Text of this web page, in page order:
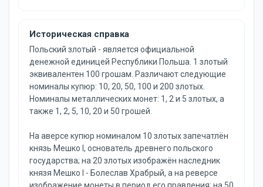
Историческая справка
Польский злотый - является официальной
денежной единицей Республики Польша. 1 злотый
эквивалентен 100 грошам. Различают следующие
номиналы купюр: 10, 20, 50, 100 и 200 злотых.
Номиналы металлических монет: 1, 2 и 5 злотых, а
также 1, 2, 5, 10, 20 и 50 грошей.
На аверсе купюр номиналом 10 злотых запечатлён
князь Мешко I, основатель древнего польского
государства; на 20 злотых изображён наследник
князя Мешко I - Болеслав Храбрый, а на реверсе